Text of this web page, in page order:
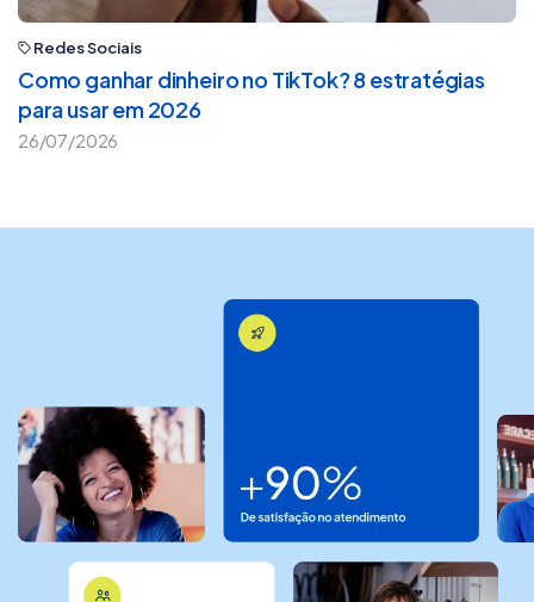
Redes Sociais
Como ganhar dinheiro no TikTok? 8 estratégias
para usar em 2026
26/07/2026